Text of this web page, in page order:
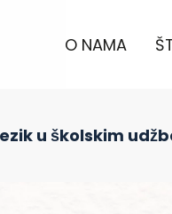
O NAMA
u školskim